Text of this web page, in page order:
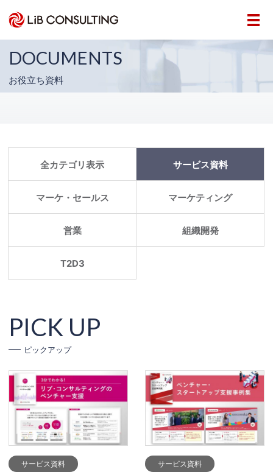
DOCUMENTS
お役立ち資料
全カテゴリ表示 サービス資料
マーケ・セールス マーケティング
営業 組織開発
T2D3
PICK UP
ピックアップ
サービス資料 サービス資料